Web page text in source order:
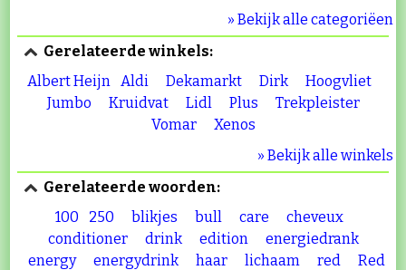
» Bekijk alle categoriëen
Gerelateerde winkels:
Albert Heijn Aldi Dekamarkt Dirk
Hoogvliet
Jumbo
Kruidvat Lidl Plus
Trekpleister
Vomar
Xenos
» Bekijk alle winkels
Gerelateerde woorden:
100
250 blikjes bull care
cheveux
conditioner
drink edition
energiedrank
energy
energydrink haar lichaam red
Red